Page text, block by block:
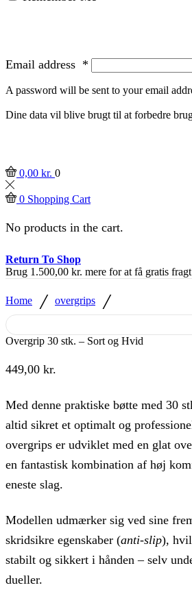
Email address *
A password will be sent to your email
Dine data vil blive brugt til at forbedre
0,00 kr. 0
0 Shopping Cart
No products in the cart.
Return To Shop
Brug 1.500,00 kr. mere for at få gratis fragt
Home / overgrips /
Overgrip 30 stk. – Sort og Hvid
449,00 kr.
Med denne praktiske bøtte med 30
altid sikret et optimalt og
overgrips er udviklet med en glat
en fantastisk kombination af høj
eneste slag.
Modellen udmærker sig ved sine
skridsikre egenskaber (anti-slip),
stabilt og sikkert i hånden – selv
dueller.